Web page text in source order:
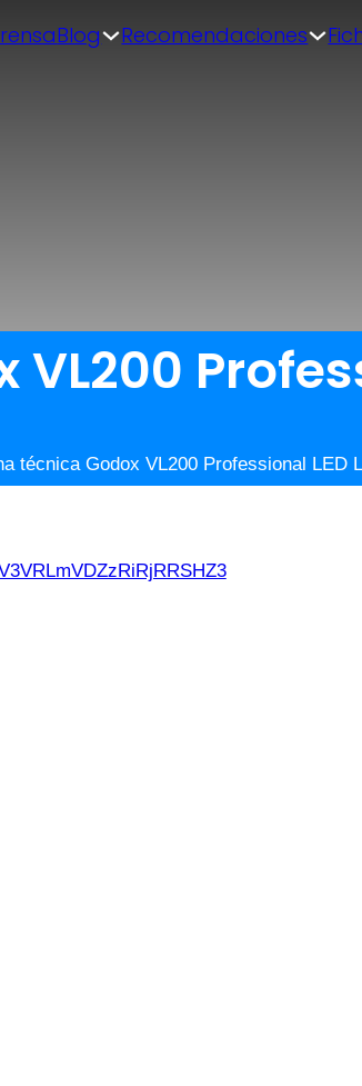
Blog Recomendaciones
técnica Godox VL200 Professional LED